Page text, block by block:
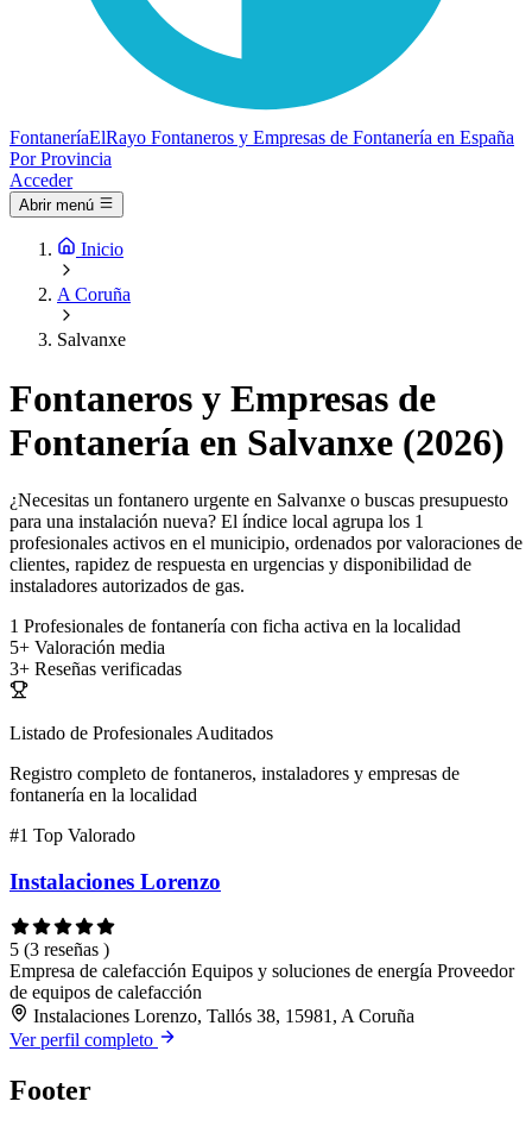
FontaneríaElRayo Fontaneros y Empresas de Fontanería en España
Por Provincia
Acceder
Abrir menú
Inicio
A Coruña
Salvanxe
Fontaneros y Empresas de
Fontanería en Salvanxe (2026)
¿Necesitas un fontanero urgente en Salvanxe o buscas presupuesto
para una instalación nueva? El índice local agrupa los 1
profesionales activos en el municipio, ordenados por valoraciones de
clientes, rapidez de respuesta en urgencias y disponibilidad de
instaladores autorizados de gas.
1 Profesionales de fontanería con ficha activa en la localidad
5+ Valoración media
3+ Reseñas verificadas
Listado de Profesionales Auditados
Registro completo de fontaneros, instaladores y empresas de
fontanería en la localidad
#1 Top Valorado
Instalaciones Lorenzo
5 (3 reseñas )
Empresa de calefacción Equipos y soluciones de energía Proveedor
de equipos de calefacción
Instalaciones Lorenzo, Tallós 38, 15981, A Coruña
Ver perfil completo
Footer